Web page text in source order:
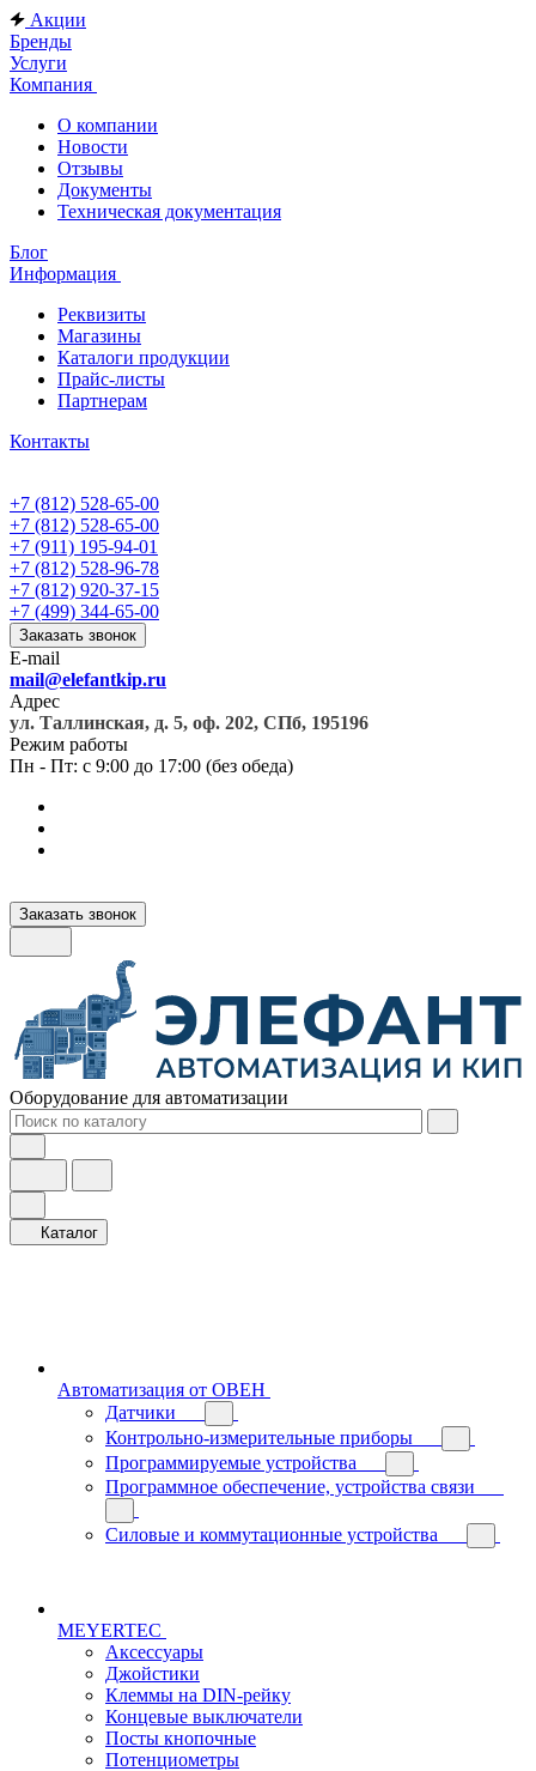
Акции
Бренды
Услуги
Компания
О компании
Новости
Отзывы
Документы
Техническая документация
Блог
Информация
Реквизиты
Магазины
Каталоги продукции
Прайс-листы
Партнерам
Контакты
+7 (812) 528-65-00
+7 (812) 528-65-00
+7 (911) 195-94-01
+7 (812) 528-96-78
+7 (812) 920-37-15
+7 (499) 344-65-00
Заказать звонок
E-mail
mail@elefantkip.ru
Адрес
ул. Таллинская, д. 5, оф. 202, СПб, 195196
Режим работы
Пн - Пт: с 9:00 до 17:00 (без обеда)
Заказать звонок
Оборудование для автоматизации
Каталог
Автоматизация от ОВЕН
Датчики
Контрольно-измерительные приборы
Программируемые устройства
Программное обеспечение, устройства связи
Силовые и коммутационные устройства
MEYERTEC
Аксессуары
Джойстики
Клеммы на DIN-рейку
Концевые выключатели
Посты кнопочные
Потенциометры